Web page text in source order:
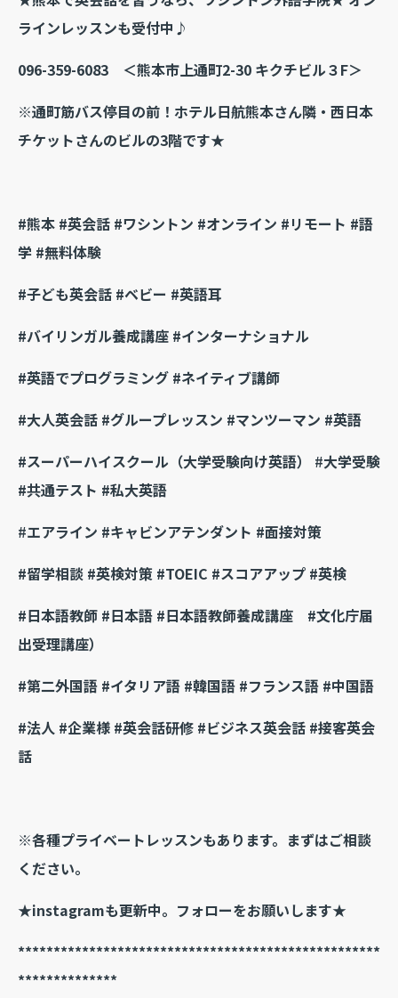
ラインレッスンも受付中♪
096-359-6083 ＜熊本市上通町2-30 キクチビル３F＞
※通町筋バス停目の前！ホテル日航熊本さん隣・西日本
チケットさんのビルの3階です★
#熊本 #英会話 #ワシントン #オンライン #リモート #語
学 #無料体験
#子ども英会話 #ベビー #英語耳
#バイリンガル養成講座 #インターナショナル
#英語でプログラミング #ネイティブ講師
#大人英会話 #グループレッスン #マンツーマン #英語
#スーパーハイスクール（大学受験向け英語） #大学受験
#共通テスト #私大英語
#エアライン #キャビンアテンダント #面接対策
#留学相談 #英検対策 #TOEIC #スコアアップ #英検
#日本語教師 #日本語 #日本語教師養成講座 #文化庁届
出受理講座）
#第二外国語 #イタリア語 #韓国語 #フランス語 #中国語
#法人 #企業様 #英会話研修 #ビジネス英会話 #接客英会
話
※各種プライベートレッスンもあります。まずはご相談
ください。
★instagramも更新中。フォローをお願いします★
***************************************************
**************